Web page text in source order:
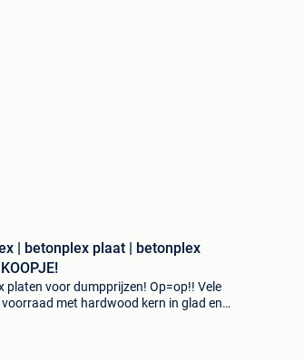
| betonplex plaat | betonplex
platen voor dumpprijzen! Op=op!! Vele
met hardwood kern in glad en